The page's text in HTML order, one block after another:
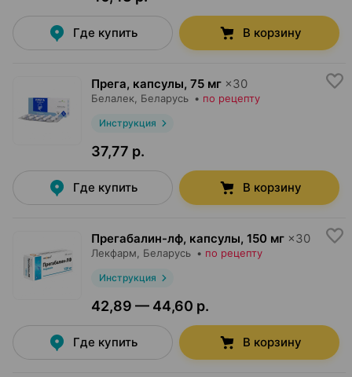
Где купить В корзину
Прега, капсулы, 75 мг ×30
Белалек , Беларусь • по рецепту
Инструкция
37,77 р.
Где купить В корзину
Прегабалин-лф, капсулы, 150 мг ×30
Лекфарм , Беларусь • по рецепту
Инструкция
42,89 — 44,60 р.
Где купить В корзину